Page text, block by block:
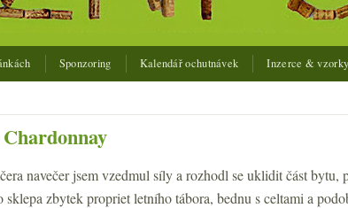
Sponzoring Kalendář ochutnávek Inzerce & vzorky
navečer jsem vzedmul síly a rozhodl se uklidit část bytu,
sklepa zbytek propriet letního tábora, bednu s celtami a